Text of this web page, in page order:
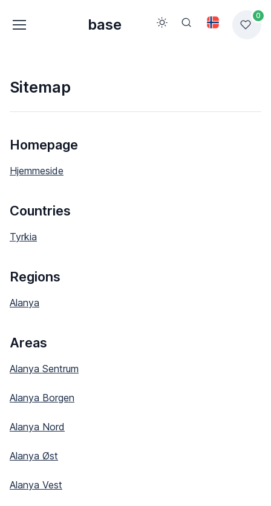
base
0
Sitemap
Homepage
Hjemmeside
Countries
Tyrkia
Regions
Alanya
Areas
Alanya Sentrum
Alanya Borgen
Alanya Nord
Alanya Øst
Alanya Vest